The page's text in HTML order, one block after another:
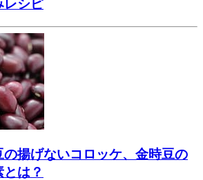
レシピ
の揚げないコロッケ、金時豆の
は？